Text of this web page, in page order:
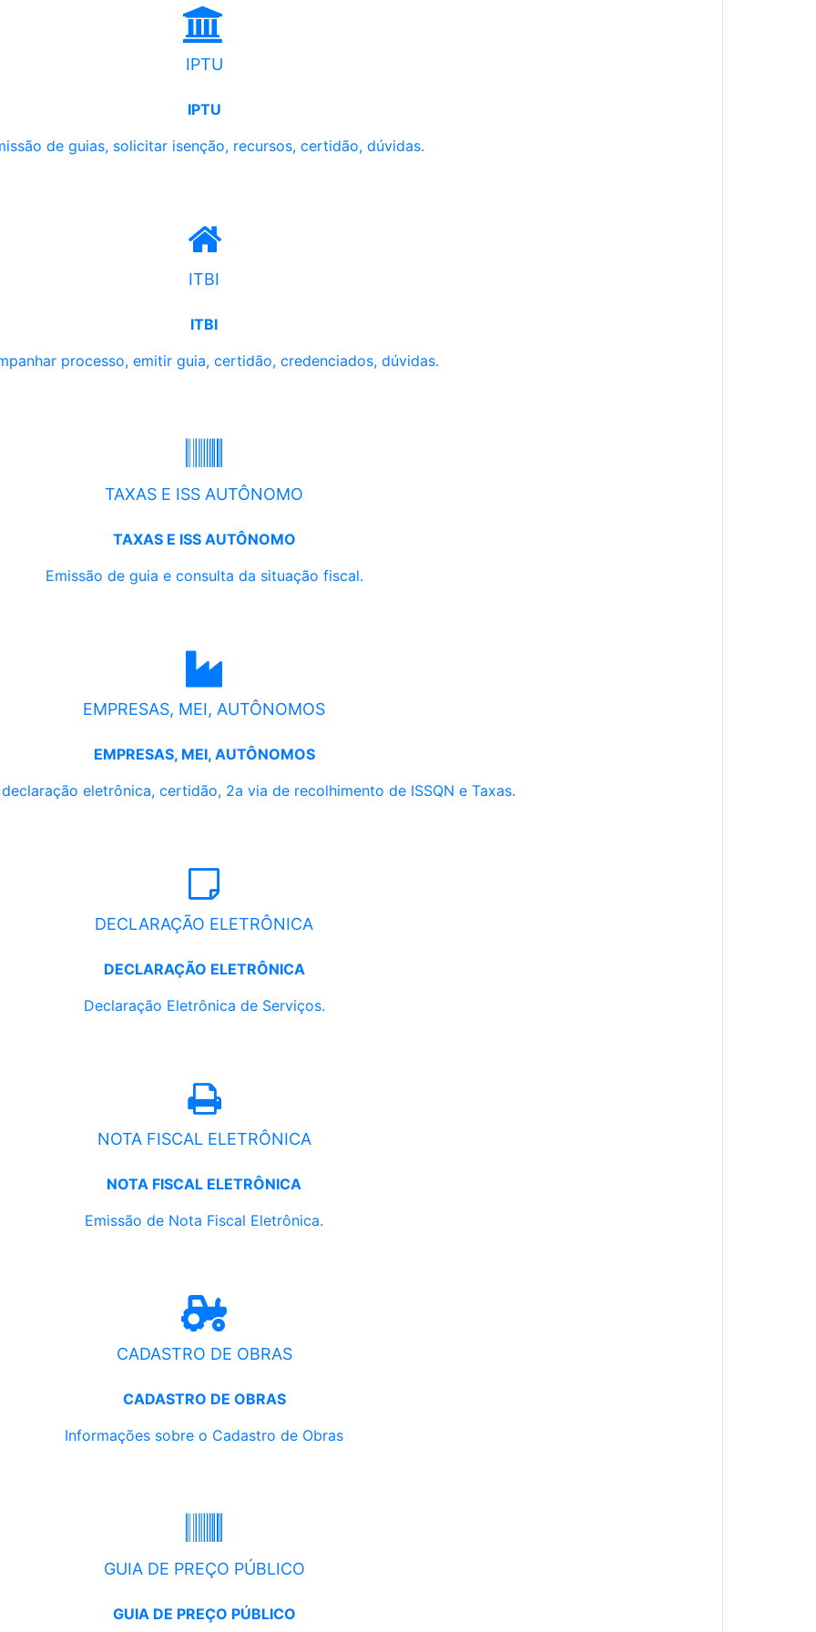
IPTU
IPTU
de guias, solicitar isenção, recursos, certidão, dúvidas.
ITBI
ITBI
processo, emitir guia, certidão, credenciados, dúvidas.
TAXAS E ISS AUTÔNOMO
TAXAS E ISS AUTÔNOMO
Emissão de guia e consulta da situação fiscal.
EMPRESAS, MEI, AUTÔNOMOS
EMPRESAS, MEI, AUTÔNOMOS
eletrônica, certidão, 2a via de recolhimento de ISSQN e Taxas.
DECLARAÇÃO ELETRÔNICA
DECLARAÇÃO ELETRÔNICA
Declaração Eletrônica de Serviços.
NOTA FISCAL ELETRÔNICA
NOTA FISCAL ELETRÔNICA
Emissão de Nota Fiscal Eletrônica.
CADASTRO DE OBRAS
CADASTRO DE OBRAS
Informações sobre o Cadastro de Obras
GUIA DE PREÇO PÚBLICO
GUIA DE PREÇO PÚBLICO